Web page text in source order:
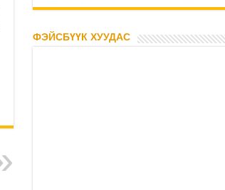
ФЭЙСБҮҮК ХУУДАС